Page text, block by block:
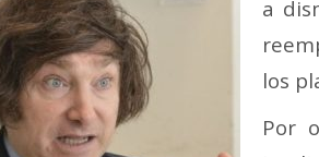
a
los
Por